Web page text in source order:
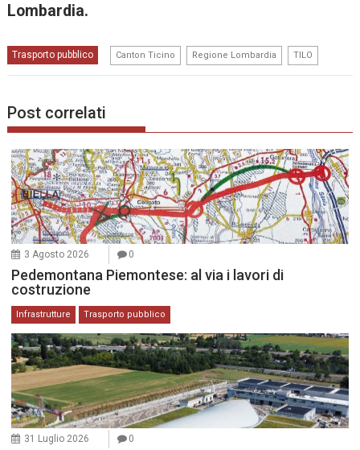
Lombardia.
Trasporto pubblico Canton Ticino Regione Lombardia TILO
Post correlati
3 Agosto 2026 0
Pedemontana Piemontese: al via i lavori di
costruzione
Infrastrutture Trasporto pubblico
31 Luglio 2026 0